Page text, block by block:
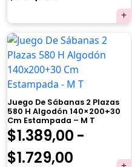
original
era:
$90,00.
actual
es:
$85,50.
Juego De Sábanas 2 Plazas
580 H Algodón 140×200+30
Cm Estampada – M T
$1.389,00 -
$1.729,00 Rango
Tu